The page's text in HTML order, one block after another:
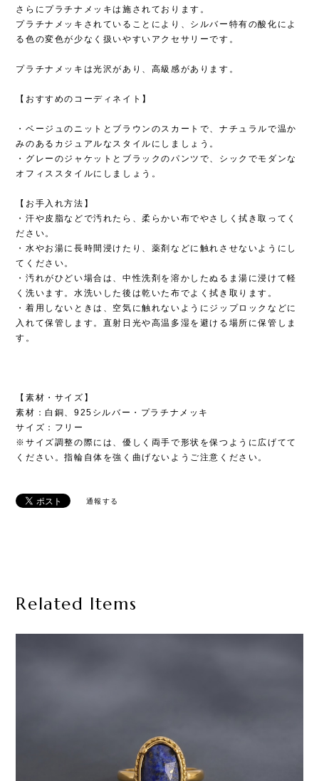
さらにプラチナメッキは施されております。
プラチナメッキされていることにより、シルバー特有の酸化によ
る色の変色が少なく扱いやすいアクセサリーです。
プラチナメッキは光沢があり、高級感があります。
【おすすめのコーディネイト】
・ベージュのニットとブラウンのスカートで、ナチュラルで温か
みのあるカジュアルなスタイルにしましょう。
・グレーのジャケットとブラックのパンツで、シックでモダンな
オフィススタイルにしましょう。
【お手入れ方法】
・汗や皮脂などで汚れたら、柔らかい布でやさしく拭き取ってく
ださい。
・水やお湯に長時間浸けたり、薬剤などに触れさせないようにし
てください。
・汚れがひどい場合は、中性洗剤を溶かしたぬるま湯に浸けて軽
く洗います。水洗いした後は乾いた布でよく拭き取ります。
・着用しないときは、空気に触れないようにジップロックなどに
入れて保管します。直射日光や高温多湿を避ける場所に保管しま
す。
【素材・サイズ】
素材：白銅、925シルバー・プラチナメッキ
サイズ：フリー
※サイズ調整の際には、優しく両手で形状を保つように広げてて
ください。指輪自体を強く曲げないようご注意ください。
通報する
Related Items